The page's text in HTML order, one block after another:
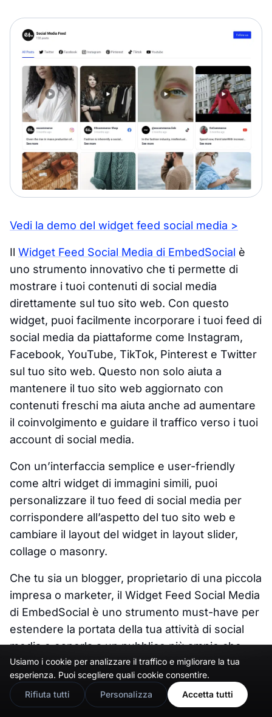
Vedi la demo del widget feed social media >
Il Widget Feed Social Media di EmbedSocial è
uno strumento innovativo che ti permette di
mostrare i tuoi contenuti di social media
direttamente sul tuo sito web. Con questo
widget, puoi facilmente incorporare i tuoi feed di
social media da piattaforme come Instagram,
Facebook, YouTube, TikTok, Pinterest e Twitter
sul tuo sito web. Questo non solo aiuta a
mantenere il tuo sito web aggiornato con
contenuti freschi ma aiuta anche ad aumentare
il coinvolgimento e guidare il traffico verso i tuoi
account di social media.
Con un’interfaccia semplice e user-friendly
come altri widget di immagini simili, puoi
personalizzare il tuo feed di social media per
corrispondere all’aspetto del tuo sito web e
cambiare il layout del widget in layout slider,
collage o masonry.
Che tu sia un blogger, proprietario di una piccola
impresa o marketer, il Widget Feed Social Media
di EmbedSocial è uno strumento must-have per
estendere la portata della tua attività di social
media e esporla a un pubblico più ampio che
visita il tuo sito web.
Usiamo i cookie per analizzare il traffico e migliorare la tua
esperienza. Puoi scegliere quali cookie consentire.
Rifiuta tutti
Personalizza Accetta tutti
🇬🇧 Would you prefer this site in English?
View in English